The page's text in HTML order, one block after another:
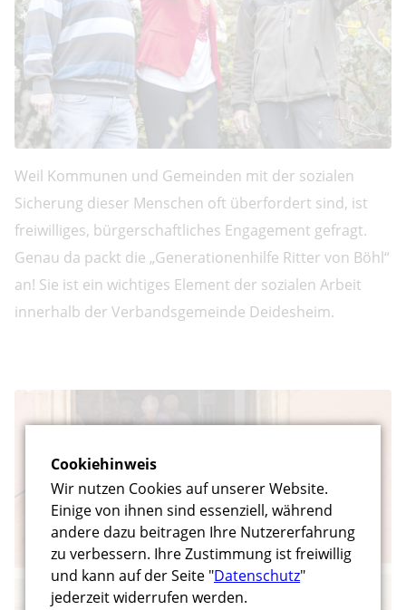
Weil Kommunen und Gemeinden mit der sozialen
Sicherung dieser Menschen oft überfordert sind, ist
freiwilliges, bürgerschaftliches Engagement gefragt.
Genau da packt die „Generationenhilfe Ritter von Böhl“
an! Sie ist ein wichtiges Element der sozialen Arbeit
innerhalb der Verbandsgemeinde Deidesheim.
Cookiehinweis
Wir nutzen Cookies auf unserer Website.
Einige von ihnen sind essenziell, während
andere dazu beitragen Ihre Nutzererfahrung
zu verbessern. Ihre Zustimmung ist freiwillig
und kann auf der Seite "Datenschutz"
jederzeit widerrufen werden.